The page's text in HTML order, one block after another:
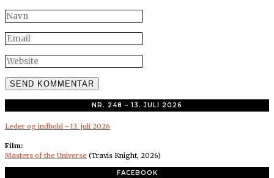
NR. 248 – 13. JULI 2026
Leder og indhold - 13. juli 2026
Film:
Masters of the Universe (Travis Knight, 2026)
FACEBOOK